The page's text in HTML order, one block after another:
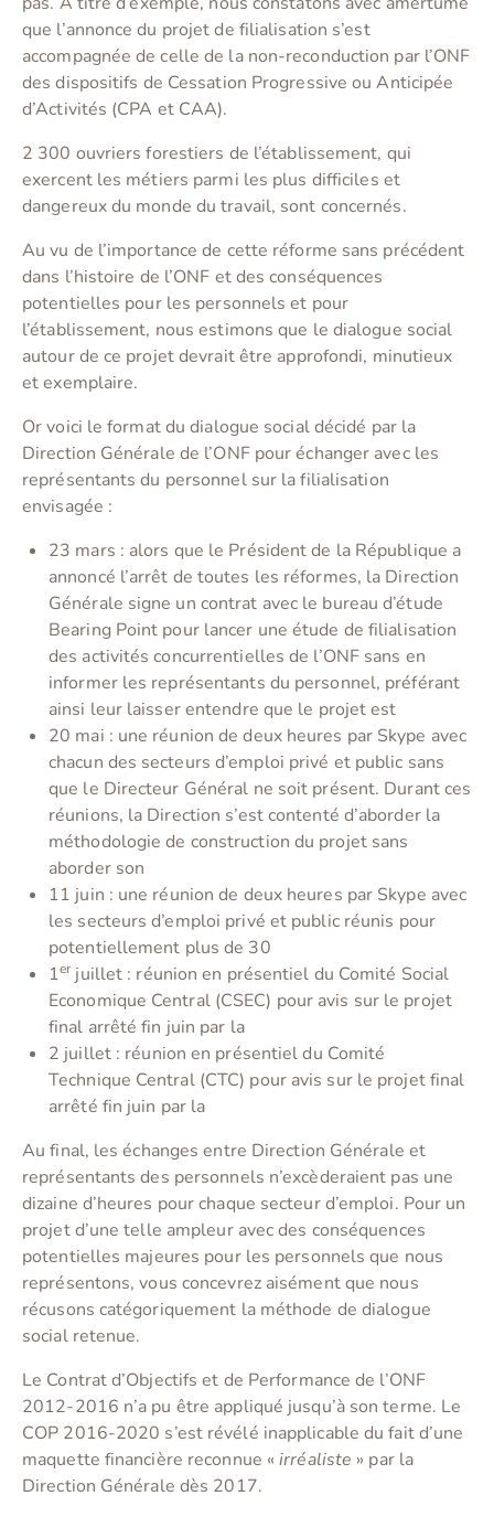
que l’annonce du projet de filialisation s’est
accompagnée de celle de la non-reconduction par l’ONF
des dispositifs de Cessation Progressive ou Anticipée
d’Activités (CPA et CAA).
2 300 ouvriers forestiers de l’établissement, qui
exercent les métiers parmi les plus difficiles et
dangereux du monde du travail, sont concernés.
Au vu de l’importance de cette réforme sans précédent
dans l’histoire de l’ONF et des conséquences
potentielles pour les personnels et pour
l’établissement, nous estimons que le dialogue social
autour de ce projet devrait être approfondi, minutieux
et exemplaire.
Or voici le format du dialogue social décidé par la
Direction Générale de l’ONF pour échanger avec les
représentants du personnel sur la filialisation
envisagée :
23 mars : alors que le Président de la République a
annoncé l’arrêt de toutes les réformes, la Direction
Générale signe un contrat avec le bureau d’étude
Bearing Point pour lancer une étude de filialisation
des activités concurrentielles de l’ONF sans en
informer les représentants du personnel, préférant
ainsi leur laisser entendre que le projet est
20 mai : une réunion de deux heures par Skype avec
chacun des secteurs d’emploi privé et public sans
que le Directeur Général ne soit présent. Durant ces
réunions, la Direction s’est contenté d’aborder la
méthodologie de construction du projet sans
aborder son
11 juin : une réunion de deux heures par Skype avec
les secteurs d’emploi privé et public réunis pour
potentiellement plus de 30
1er juillet : réunion en présentiel du Comité Social
Economique Central (CSEC) pour avis sur le projet
final arrêté fin juin par la
2 juillet : réunion en présentiel du Comité
Technique Central (CTC) pour avis sur le projet final
arrêté fin juin par la
Au final, les échanges entre Direction Générale et
représentants des personnels n’excèderaient pas une
dizaine d’heures pour chaque secteur d’emploi. Pour un
projet d’une telle ampleur avec des conséquences
potentielles majeures pour les personnels que nous
représentons, vous concevrez aisément que nous
récusons catégoriquement la méthode de dialogue
social retenue.
Le Contrat d’Objectifs et de Performance de l’ONF
2012-2016 n’a pu être appliqué jusqu’à son terme. Le
COP 2016-2020 s’est révélé inapplicable du fait d’une
maquette financière reconnue «irréaliste » par la
Direction Générale dès 2017.